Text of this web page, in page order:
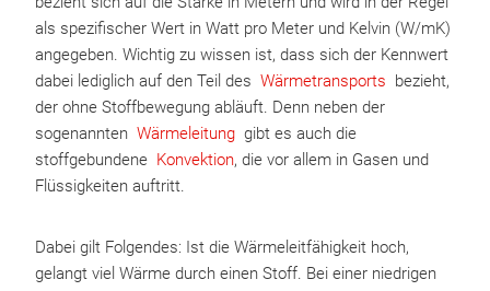
als spezifischer Wert in Watt pro Meter und Kelvin (W/mK)
angegeben. Wichtig zu wissen ist, dass sich der Kennwert
dabei lediglich auf den Teil des Wärmetransports bezieht,
der ohne Stoffbewegung abläuft. Denn neben der
sogenannten Wärmeleitung gibt es auch die
stoffgebundene Konvektion, die vor allem in Gasen und
Flüssigkeiten auftritt.
Dabei gilt Folgendes: Ist die Wärmeleitfähigkeit hoch,
gelangt viel Wärme durch einen Stoff. Bei einer niedrigen